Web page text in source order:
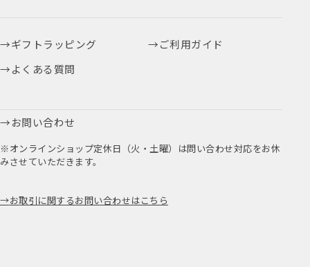
ギフトラッピング
ご利用ガイド
よくある質問
お問い合わせ
※オンラインショップ定休日（火・土曜）は問い合わせ対応をお休
みさせていただきます。
お取引に関するお問い合わせはこちら